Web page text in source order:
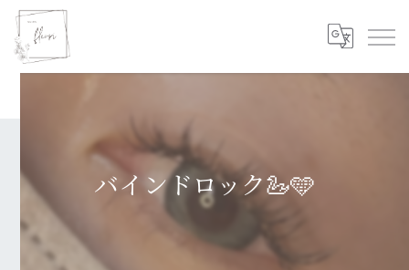
バインドロック🦢🩵